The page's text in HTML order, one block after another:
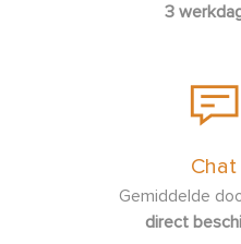
3
Chat
Gemiddelde
direct